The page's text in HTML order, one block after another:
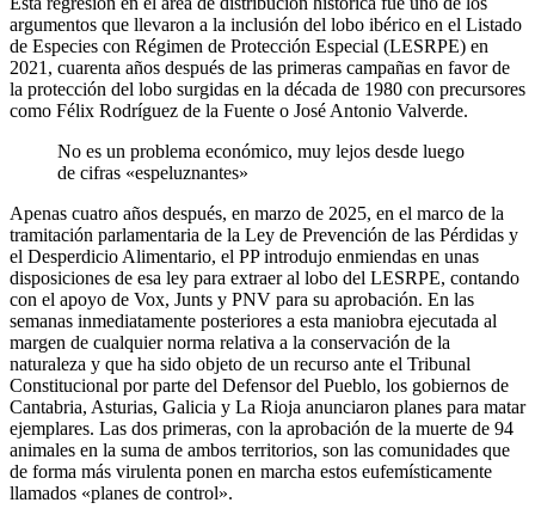
argumentos que llevaron a la inclusión del lobo ibérico en el Listado
de Especies con Régimen de Protección Especial (LESRPE) en
2021, cuarenta años después de las primeras campañas en favor de
la protección del lobo surgidas en la década de 1980 con precursores
como Félix Rodríguez de la Fuente o José Antonio Valverde.
No es un problema económico, muy lejos desde luego
de cifras «espeluznantes»
Apenas cuatro años después, en marzo de 2025, en el marco de la
tramitación parlamentaria de la Ley de Prevención de las Pérdidas y
el Desperdicio Alimentario, el PP introdujo enmiendas en unas
disposiciones de esa ley para extraer al lobo del LESRPE, contando
con el apoyo de Vox, Junts y PNV para su aprobación. En las
semanas inmediatamente posteriores a esta maniobra ejecutada al
margen de cualquier norma relativa a la conservación de la
naturaleza y que ha sido objeto de un recurso ante el Tribunal
Constitucional por parte del Defensor del Pueblo, los gobiernos de
Cantabria, Asturias, Galicia y La Rioja anunciaron planes para matar
ejemplares. Las dos primeras, con la aprobación de la muerte de 94
animales en la suma de ambos territorios, son las comunidades que
de forma más virulenta ponen en marcha estos eufemísticamente
llamados «planes de control».